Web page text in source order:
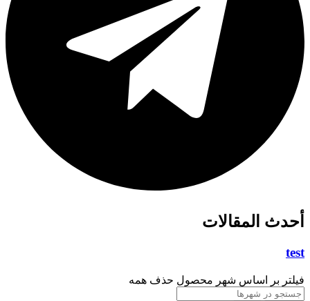
أحدث المقالات
test
فیلتر بر اساس شهر محصول حذف همه